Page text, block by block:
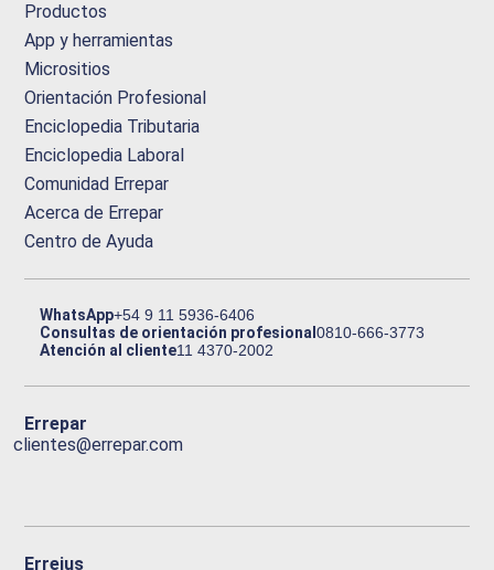
Productos
App y herramientas
Micrositios
Orientación Profesional
Enciclopedia Tributaria
Enciclopedia Laboral
Comunidad Errepar
Acerca de Errepar
Centro de Ayuda
WhatsApp+54 9 11 5936-6406
Consultas de orientación profesional0810-666-3773
Atención al cliente11 4370-2002
Errepar
clientes@errepar.com
Erreius